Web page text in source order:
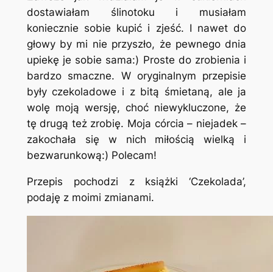
dostawiałam ślinotoku i musiałam
koniecznie sobie kupić i zjeść. I nawet do
głowy by mi nie przyszło, że pewnego dnia
upiekę je sobie sama:) Proste do zrobienia i
bardzo smaczne. W oryginalnym przepisie
były czekoladowe i z bitą śmietaną, ale ja
wolę moją wersję, choć niewykluczone, że
tę drugą też zrobię. Moja córcia – niejadek –
zakochała się w nich miłością wielką i
bezwarunkową:) Polecam!
Przepis pochodzi z książki ‘Czekolada’,
podaję z moimi zmianami.